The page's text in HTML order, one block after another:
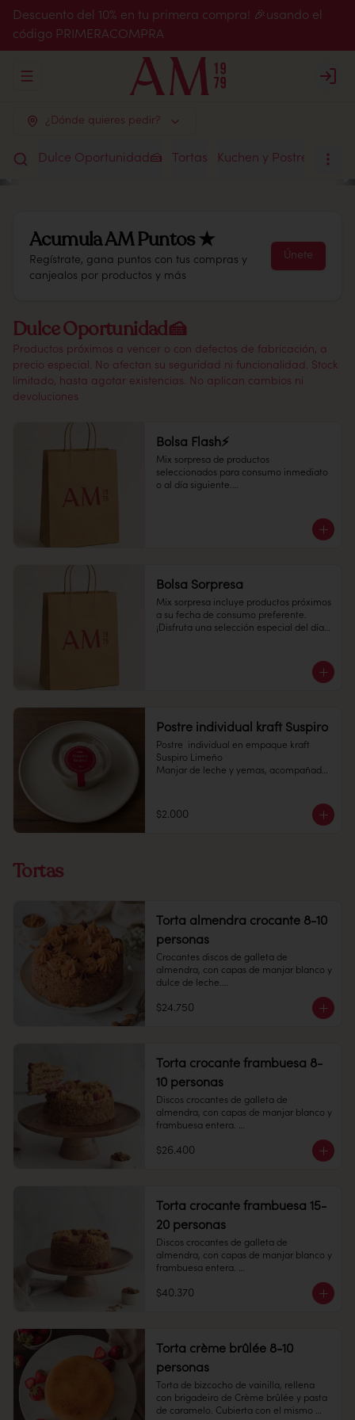
Descuento del 10% en tu primera compra! 🎉usando el
código PRIMERACOMPRA
Abrir menu de navegación Login
¿Dónde quieres pedir?
Dulce Oportunidad🍰 Tortas Kuchen y Postres
AcumulaAM Puntos ★
Regístrate, gana puntos con tus compras y
canjealos por productos y más
Únete
Dulce Oportunidad🍰
Productos próximos a vencer o con defectos de fabricación, a
precio especial. No afectan su seguridad ni funcionalidad. Stock
limitado, hasta agotar existencias. No aplican cambios ni
devoluciones
Bolsa Flash⚡
Mix sorpresa de productos
seleccionados para consumo inmediato
o al día siguiente.
Bolsa Sorpresa
Mix sorpresa incluye productos próximos
a su fecha de consumo preferente.
¡Disfruta una selección especial del día a
Postre individual kraft Suspiro
Postre  individual en empaque kraft
Suspiro Limeño
Manjar de leche y yemas, acompañado
Pote 145 cc.
$2.000
Tortas
Torta almendra crocante 8-10
personas
Crocantes discos de galleta de
almendra, con capas de manjar blanco y
dulce de leche.
8 -10 personas
Congelado: Mantener a -18 °C.
descongelado mantener refrigerado.
Refrigerado: Mantener entre 3-5 °C.
Duración: 10 días refrigerada.
$24.750
Torta crocante frambuesa 8-
10 personas
Discos crocantes de galleta de
almendra, con capas de manjar blanco y
frambuesa entera.
Producto congelado: mantener a -18 °c.
descongelado mantener refrigerado.
Refrigerado: Mantener entre 3-5 °c.
Duración: 10 días refrigerada.
$26.400
Torta crocante frambuesa 15-
20 personas
Discos crocantes de galleta de
almendra, con capas de manjar blanco y
frambuesa entera.
15 -20 personas
Peso: 1.505 gr
Congelado: Mantener a -18 °C.
$40.370
Torta crème brûlée 8-10
personas
Torta de bizcocho de vainilla, rellena
con brigadeiro de Crème brûlée y pasta
de caramelo. Cubierta con el mismo